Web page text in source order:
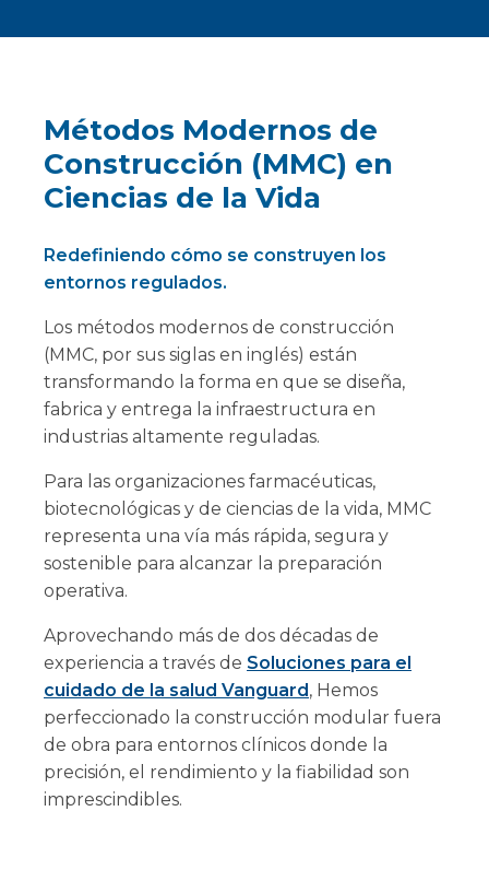
Métodos Modernos de
Construcción (MMC) en
Ciencias de la Vida
Redefiniendo cómo se construyen los
entornos regulados.
Los métodos modernos de construcción
(MMC, por sus siglas en inglés) están
transformando la forma en que se diseña,
fabrica y entrega la infraestructura en
industrias altamente reguladas.
Para las organizaciones farmacéuticas,
biotecnológicas y de ciencias de la vida, MMC
representa una vía más rápida, segura y
sostenible para alcanzar la preparación
operativa.
Aprovechando más de dos décadas de
experiencia a través de Soluciones para el
cuidado de la salud Vanguard, Hemos
perfeccionado la construcción modular fuera
de obra para entornos clínicos donde la
precisión, el rendimiento y la fiabilidad son
imprescindibles.